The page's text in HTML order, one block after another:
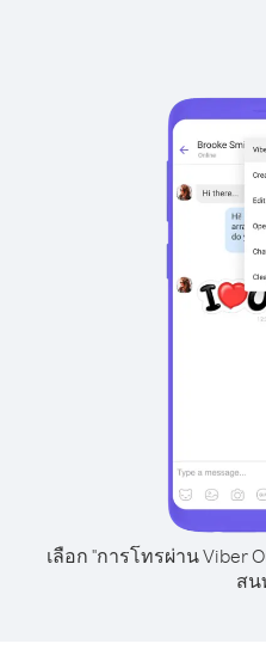
เลือก "การโทรผ่าน Viber
สน